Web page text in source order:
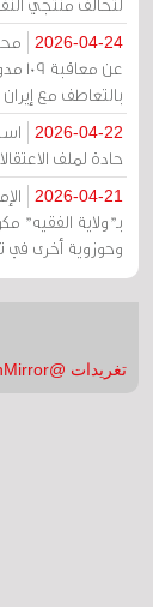
2026-04-24
بالتعاطف مع إيران
2026-04-22
حادة لملف
2026-04-21
بـ"ولاية
وحوزوية أخرى
تغريدات @BahrainMirror